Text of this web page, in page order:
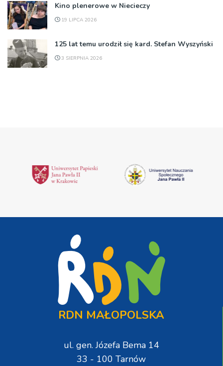
Kino plenerowe w Niecieczy
19 LIPCA 2026
125 lat temu urodził się kard. Stefan Wyszyński
3 SIERPNIA 2026
RDN MAŁOPOLSKA
ul. gen. Józefa Bema 14
33 - 100 Tarnów